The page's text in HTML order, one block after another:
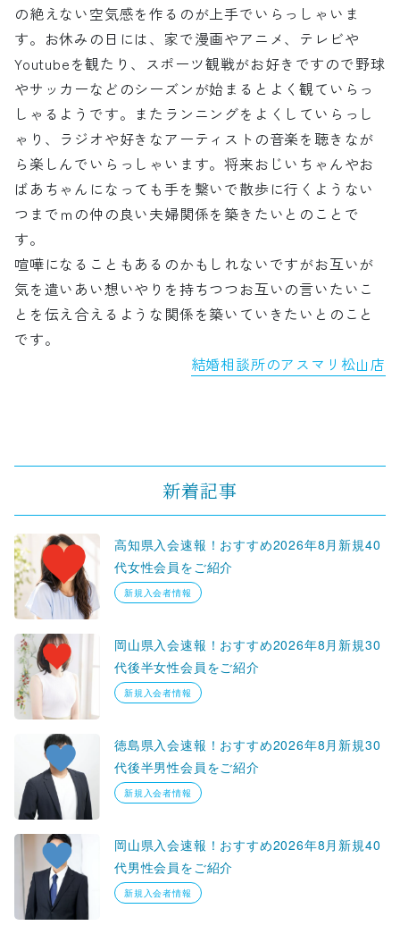
の絶えない空気感を作るのが上手でいらっしゃいま
す。お休みの日には、家で漫画やアニメ、テレビや
Youtubeを観たり、スポーツ観戦がお好きですので野球
やサッカーなどのシーズンが始まるとよく観ていらっ
しゃるようです。またランニングをよくしていらっし
ゃり、ラジオや好きなアーティストの音楽を聴きなが
ら楽しんでいらっしゃいます。将来おじいちゃんやお
ばあちゃんになっても手を繋いで散歩に行くようない
つまでｍの仲の良い夫婦関係を築きたいとのことで
す。
喧嘩になることもあるのかもしれないですがお互いが
気を遣いあい想いやりを持ちつつお互いの言いたいこ
とを伝え合えるような関係を築いていきたいとのこと
です。
結婚相談所のアスマリ松山店
新着記事
高知県入会速報！おすすめ2026年8月新規40
代女性会員をご紹介
新規入会者情報
岡山県入会速報！おすすめ2026年8月新規30
代後半女性会員をご紹介
新規入会者情報
徳島県入会速報！おすすめ2026年8月新規30
代後半男性会員をご紹介
新規入会者情報
岡山県入会速報！おすすめ2026年8月新規40
代男性会員をご紹介
新規入会者情報